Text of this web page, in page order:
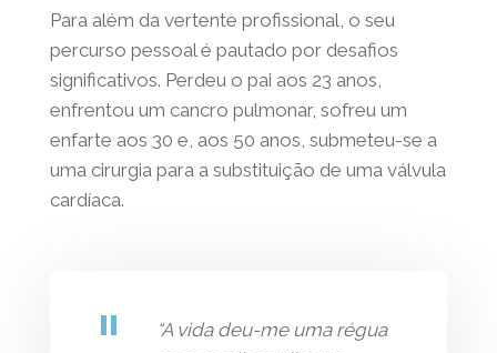
Para além da vertente profissional, o seu
percurso pessoal é pautado por desafios
significativos. Perdeu o pai aos 23 anos,
enfrentou um cancro pulmonar, sofreu um